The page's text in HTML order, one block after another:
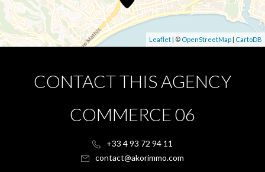
Leaflet | © OpenStreetMap | CartoDB
CONTACT THIS AGENCY
COMMERCE 06
+33 4 93 72 94 11
contact@akorimmo.com